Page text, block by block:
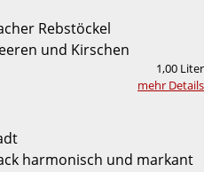
Rebstöckel
und Kirschen
1,00 Liter
mehr Details
harmonisch und markant